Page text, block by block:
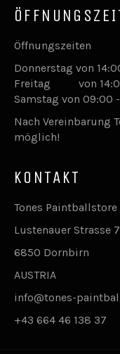
Öffnungszeiten
Donnerstag von
Freitag von
Samstag von 09:00
Nach Vereinbarung
möglich!
KONTAKT
Tones Paintballstore
Lustenauer Strasse
6850 Dornbirn
AUSTRIA
info@tones-
+43 664 46 138 37